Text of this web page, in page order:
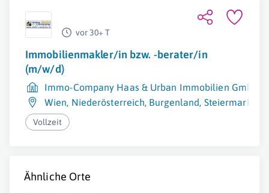
vor 30+ T
Immobilienmakler/in bzw. -berater/in
(m/w/d)
Immo-Company Haas & Urban Immobilien GmbH
Wien, Niederösterreich, Burgenland, Steiermark
Vollzeit
Ähnliche Orte